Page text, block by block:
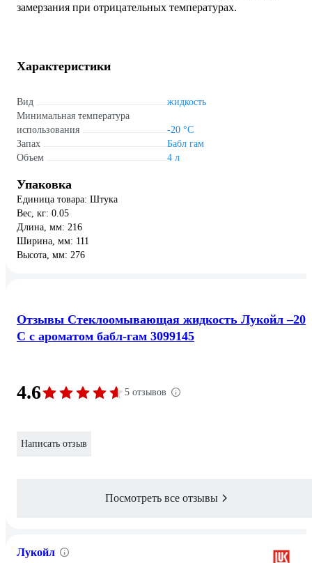
замерзания при отрицательных температурах.
Характеристики
Вид
жидкость
Минимальная температура
использования
-20 °С
Запах
Бабл гам
Объем
4 л
Упаковка
Единица товара: Штука
Вес, кг: 0.05
Длина, мм: 216
Ширина, мм: 111
Высота, мм: 276
Отзывы Стеклоомывающая жидкость Лукойл –20
С с ароматом бабл-гам 3099145
4.6 5 отзывов
Написать отзыв
Посмотреть все отзывы
Лукойл